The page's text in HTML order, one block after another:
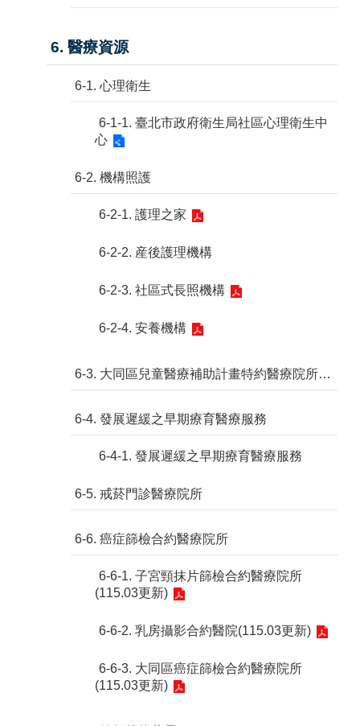
6. 醫療資源
6-1. 心理衛生
6-1-1. 臺北市政府衛生局社區心理衛生中
心
6-2. 機構照護
6-2-1. 護理之家
6-2-2. 産後護理機構
6-2-3. 社區式長照機構
6-2-4. 安養機構
6-3. 大同區兒童醫療補助計畫特約醫療院所名冊
6-4. 發展遲緩之早期療育醫療服務
6-4-1. 發展遲緩之早期療育醫療服務
6-5. 戒菸門診醫療院所
6-6. 癌症篩檢合約醫療院所
6-6-1. 子宮頸抹片篩檢合約醫療院所
(115.03更新)
6-6-2. 乳房攝影合約醫院(115.03更新)
6-6-3. 大同區癌症篩檢合約醫療院所
(115.03更新)